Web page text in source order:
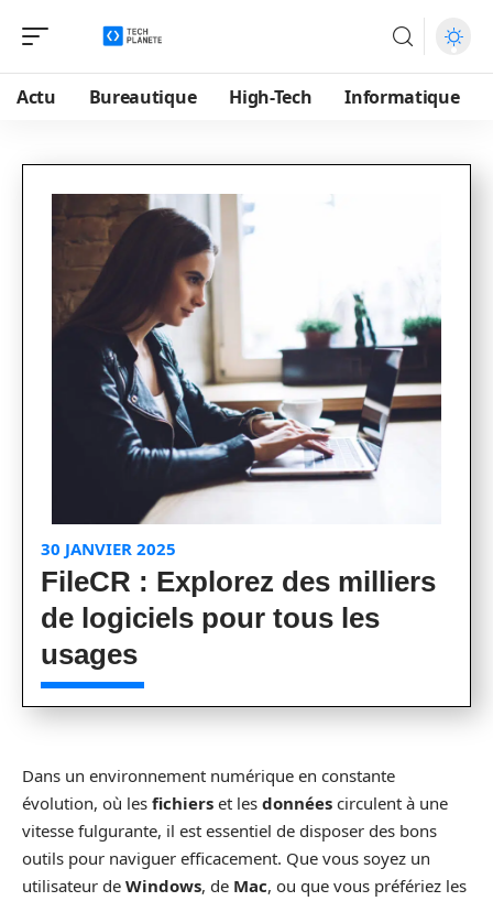
Actu Bureautique High-Tech Informatique
30 JANVIER 2025
FileCR : Explorez des milliers
de logiciels pour tous les
usages
Dans un environnement numérique en constante
évolution, où les fichiers et les données circulent à une
vitesse fulgurante, il est essentiel de disposer des bons
outils pour naviguer efficacement. Que vous soyez un
utilisateur de Windows, de Mac, ou que vous préfériez les